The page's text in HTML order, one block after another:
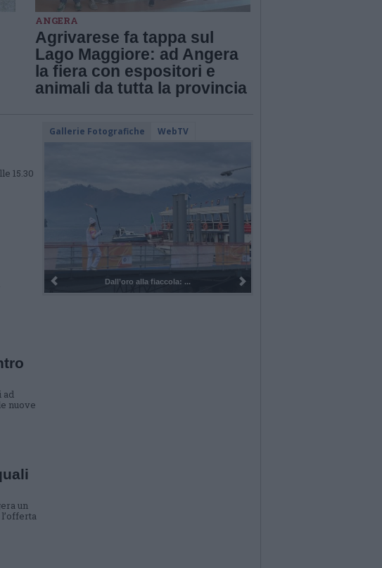
ANGERA
Agrivarese fa tappa sul
Lago Maggiore: ad Angera
la fiera con espositori e
animali da tutta la provincia
15.30
ad
nuove
un
Gallerie Fotografiche WebTV
I 100 anni del Corpo Musicale di